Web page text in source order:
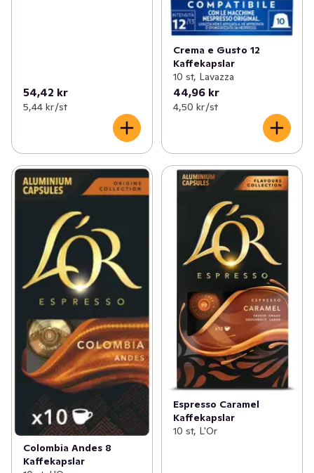
54,42 kr
5,44 kr /st
Crema e Gusto 12
Kaffekapslar
10 st, Lavazza
44,96 kr
4,50 kr /st
Colombia Andes 8
Kaffekapslar
Espresso Caramel
Kaffekapslar
10 st, L'Or